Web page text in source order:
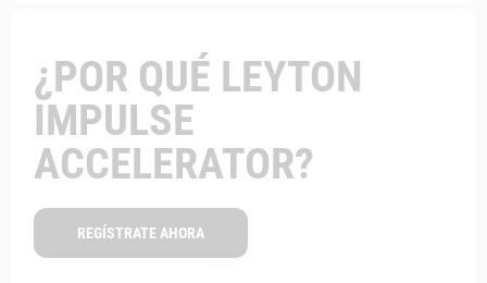
¿POR QUÉ LEYTON
IMPULSE
ACCELERATOR?
REGÍSTRATE AHORA